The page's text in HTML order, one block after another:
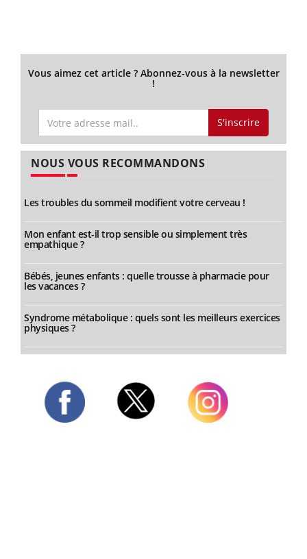
Vous aimez cet article ? Abonnez-vous à la newsletter
!
S'inscrire
NOUS VOUS RECOMMANDONS
Les troubles du sommeil modifient votre cerveau !
Mon enfant est-il trop sensible ou simplement très
empathique ?
Bébés, jeunes enfants : quelle trousse à pharmacie pour
les vacances ?
Syndrome métabolique : quels sont les meilleurs exercices
physiques ?